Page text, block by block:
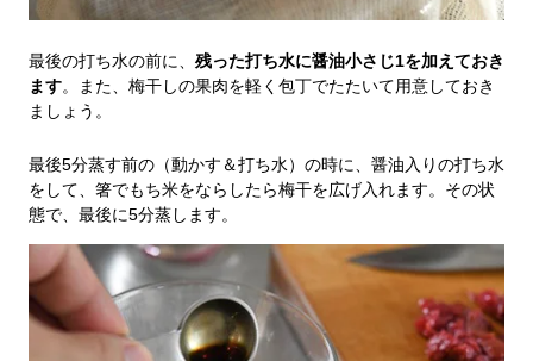
最後の打ち水の前に、 残った打ち水に醤油小さじ1を加えておき
ます。また、梅干しの果肉を軽く包丁でたたいて用意しておき
ましょう。
最後5分蒸す前の（動かす＆打ち水）の時に、醤油入りの打ち水
をして、箸でもち米をならしたら梅干を広げ入れます。その状
態で、最後に5分蒸します。